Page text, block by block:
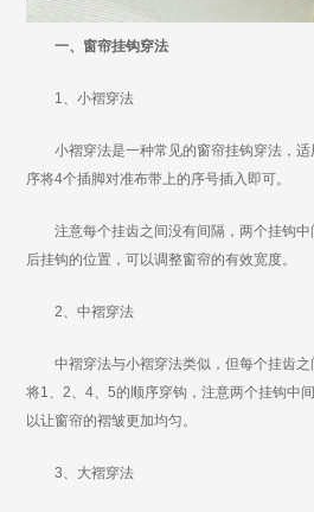
一、窗帘挂钩穿法
1、小褶穿法
小褶穿法是一种常见的窗帘挂钩穿法，适
序将4个插脚对准布带上的序号插入即可。
注意每个挂齿之间没有间隔，两个挂钩中
后挂钩的位置，可以调整窗帘的有效宽度。
2、中褶穿法
中褶穿法与小褶穿法类似，但每个挂齿之
将1、2、4、5的顺序穿钩，注意两个挂钩中
以让窗帘的褶皱更加均匀。
3、大褶穿法